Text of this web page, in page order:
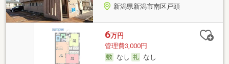
新潟県新潟市南区戸頭
6万円
管理費3,000円
なし
なし